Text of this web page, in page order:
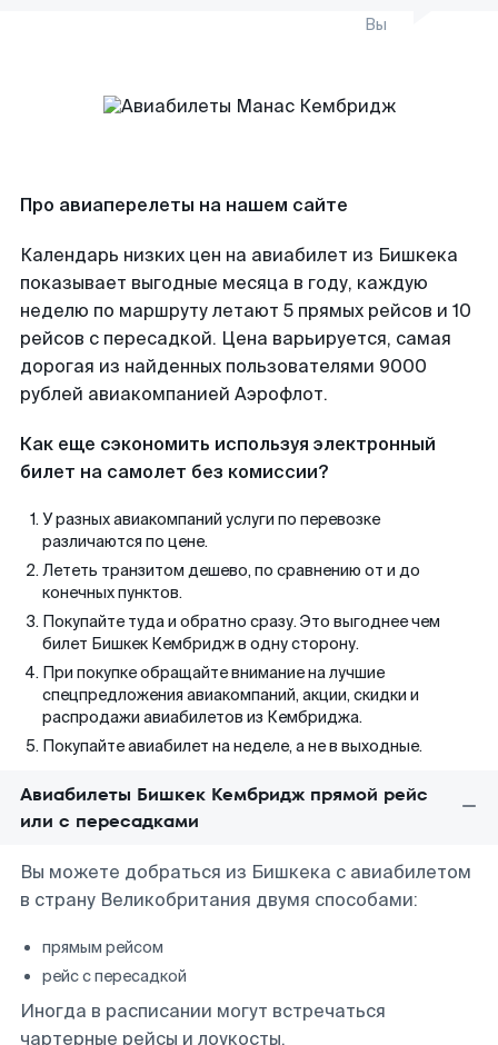
Вы
Про авиаперелеты на нашем сайте
Календарь низких цен на авиабилет из Бишкека
показывает выгодные месяца в году, каждую
неделю по маршруту летают 5 прямых рейсов и 10
рейсов с пересадкой. Цена варьируется, самая
дорогая из найденных пользователями 9000
рублей авиакомпанией Аэрофлот.
Как еще сэкономить используя электронный
билет на самолет без комиссии?
У разных авиакомпаний услуги по перевозке
различаются по цене.
Лететь транзитом дешево, по сравнению от и до
конечных пунктов.
Покупайте туда и обратно сразу. Это выгоднее чем
билет Бишкек Кембридж в одну сторону.
При покупке обращайте внимание на лучшие
спецпредложения авиакомпаний, акции, скидки и
распродажи авиабилетов из Кембриджа.
Покупайте авиабилет на неделе, а не в выходные.
Авиабилеты Бишкек Кембридж прямой рейс
или с пересадками
Вы можете добраться из Бишкека с авиабилетом
в страну Великобритания двумя способами:
прямым рейсом
рейс с пересадкой
Иногда в расписании могут встречаться
чартерные рейсы и лоукосты.